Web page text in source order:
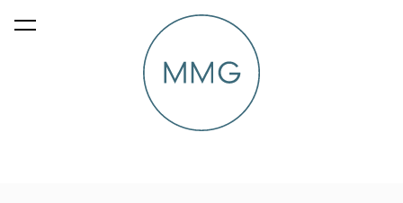
lisati ostukorvi. Vaata ostukorvi